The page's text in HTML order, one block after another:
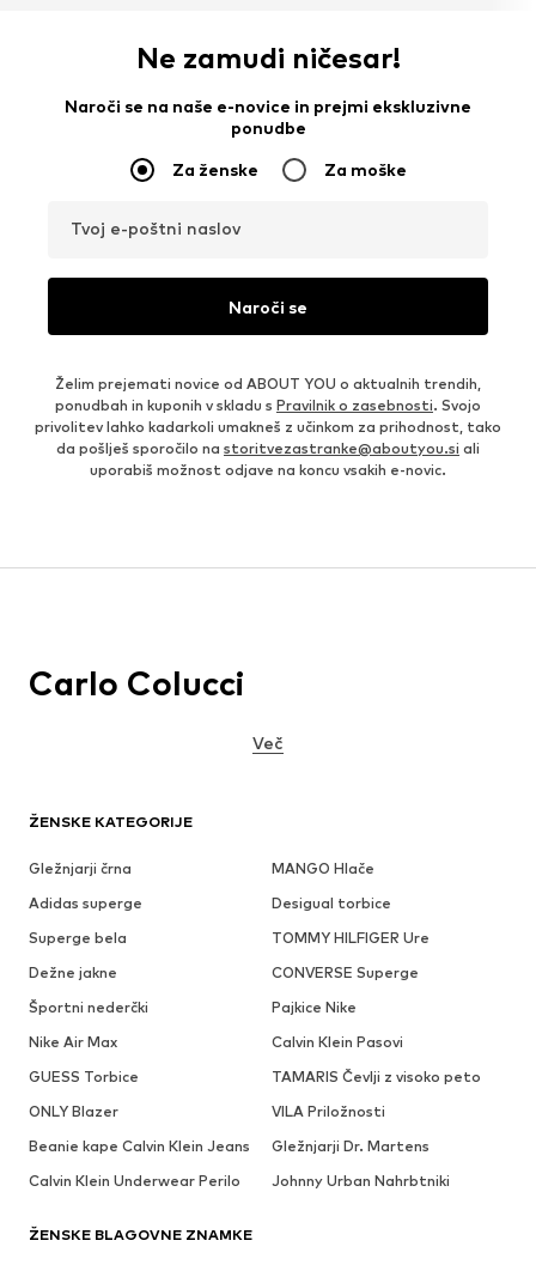
Ne zamudi ničesar!
Naroči se na naše e-novice in prejmi ekskluzivne
ponudbe
Za ženske Za moške
Tvoj e-poštni naslov
Naroči se
Želim prejemati novice od ABOUT YOU o aktualnih trendih,
ponudbah in kuponih v skladu s Pravilnik o zasebnosti. Svojo
privolitev lahko kadarkoli umakneš z učinkom za prihodnost, tako
da pošlješ sporočilo na storitvezastranke@aboutyou.si ali
uporabiš možnost odjave na koncu vsakih e-novic.
ŽENSKE KATEGORIJE
Gležnjarji črna
MANGO Hlače
Adidas superge
Desigual torbice
Superge bela
TOMMY HILFIGER Ure
Dežne jakne
CONVERSE Superge
Športni nederčki
Pajkice Nike
Nike Air Max
Calvin Klein Pasovi
GUESS Torbice
TAMARIS Čevlji z visoko peto
ONLY Blazer
VILA Priložnosti
Beanie kape Calvin Klein Jeans
Gležnjarji Dr. Martens
Calvin Klein Underwear Perilo
Johnny Urban Nahrbtniki
ŽENSKE BLAGOVNE ZNAMKE
Carlo Colucci
Več